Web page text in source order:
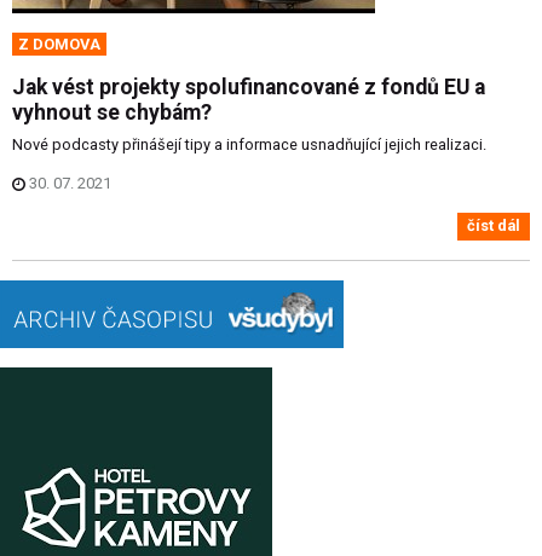
Z DOMOVA
Jak vést projekty spolufinancované z fondů EU a
vyhnout se chybám?
Nové podcasty přinášejí tipy a informace usnadňující jejich realizaci.
30. 07. 2021
číst dál